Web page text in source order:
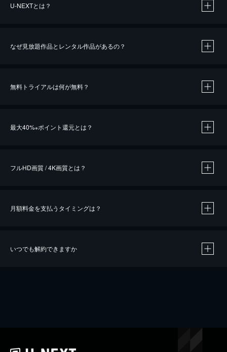
U-NEXTとは？
なぜ見放題作品とレンタル作品があるの？
無料トライアルは何が無料？
最大40%※ポイント還元とは？
※40％ポイント還元の対象は、クレジットカード決済による作品の購入 / レンタルです。
iOSアプリのUコイン決済による作品の購入 / レンタルは、20％のポイント還元です。
フルHD画質 / 4K画質とは？
月額料金を支払うタイミングは？
いつでも解約できますか